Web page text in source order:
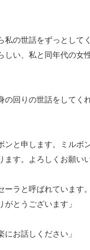
の世話をずっとして
い、私と同年代の女性
の回りの世話をしてく
ンと申します。ミルボ
す。よろしくお願い
ーラと呼ばれています
とうございます」
にお話しください」